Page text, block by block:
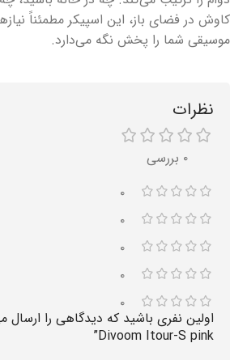
کاوش در فضای باز، این اسپیکر مطمئناً
موسیقی شما را پخش نگه می‌دارد.
نظرات
۰ بررسی
۰
۰
۰
۰
۰
اولین نفری باشید که دیدگاهی را ارسال
Divoom Itour-S pink”